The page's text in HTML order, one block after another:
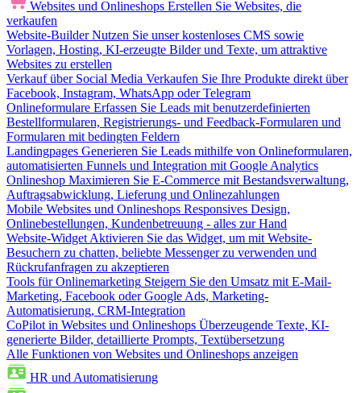
Websites und Onlineshops Erstellen Sie Websites, die
verkaufen
Website-Builder Nutzen Sie unser kostenloses CMS sowie
Vorlagen, Hosting, KI-erzeugte Bilder und Texte, um attraktive
Websites zu erstellen
Verkauf über Social Media Verkaufen Sie Ihre Produkte direkt über
Facebook, Instagram, WhatsApp oder Telegram
Onlineformulare Erfassen Sie Leads mit benutzerdefinierten
Bestellformularen, Registrierungs- und Feedback-Formularen und
Formularen mit bedingten Feldern
Landingpages Generieren Sie Leads mithilfe von Onlineformularen,
automatisierten Funnels und Integration mit Google Analytics
Onlineshop Maximieren Sie E-Commerce mit Bestandsverwaltung,
Auftragsabwicklung, Lieferung und Onlinezahlungen
Mobile Websites und Onlineshops Responsives Design,
Onlinebestellungen, Kundenbetreuung - alles zur Hand
Website-Widget Aktivieren Sie das Widget, um mit Website-
Besuchern zu chatten, beliebte Messenger zu verwenden und
Rückrufanfragen zu akzeptieren
Tools für Onlinemarketing Steigern Sie den Umsatz mit E-Mail-
Marketing, Facebook oder Google Ads, Marketing-
Automatisierung, CRM-Integration
CoPilot in Websites und Onlineshops Überzeugende Texte, KI-
generierte Bilder, detaillierte Prompts, Textübersetzung
Alle Funktionen von Websites und Onlineshops anzeigen
HR und Automatisierung